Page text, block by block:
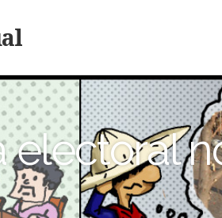
electoral